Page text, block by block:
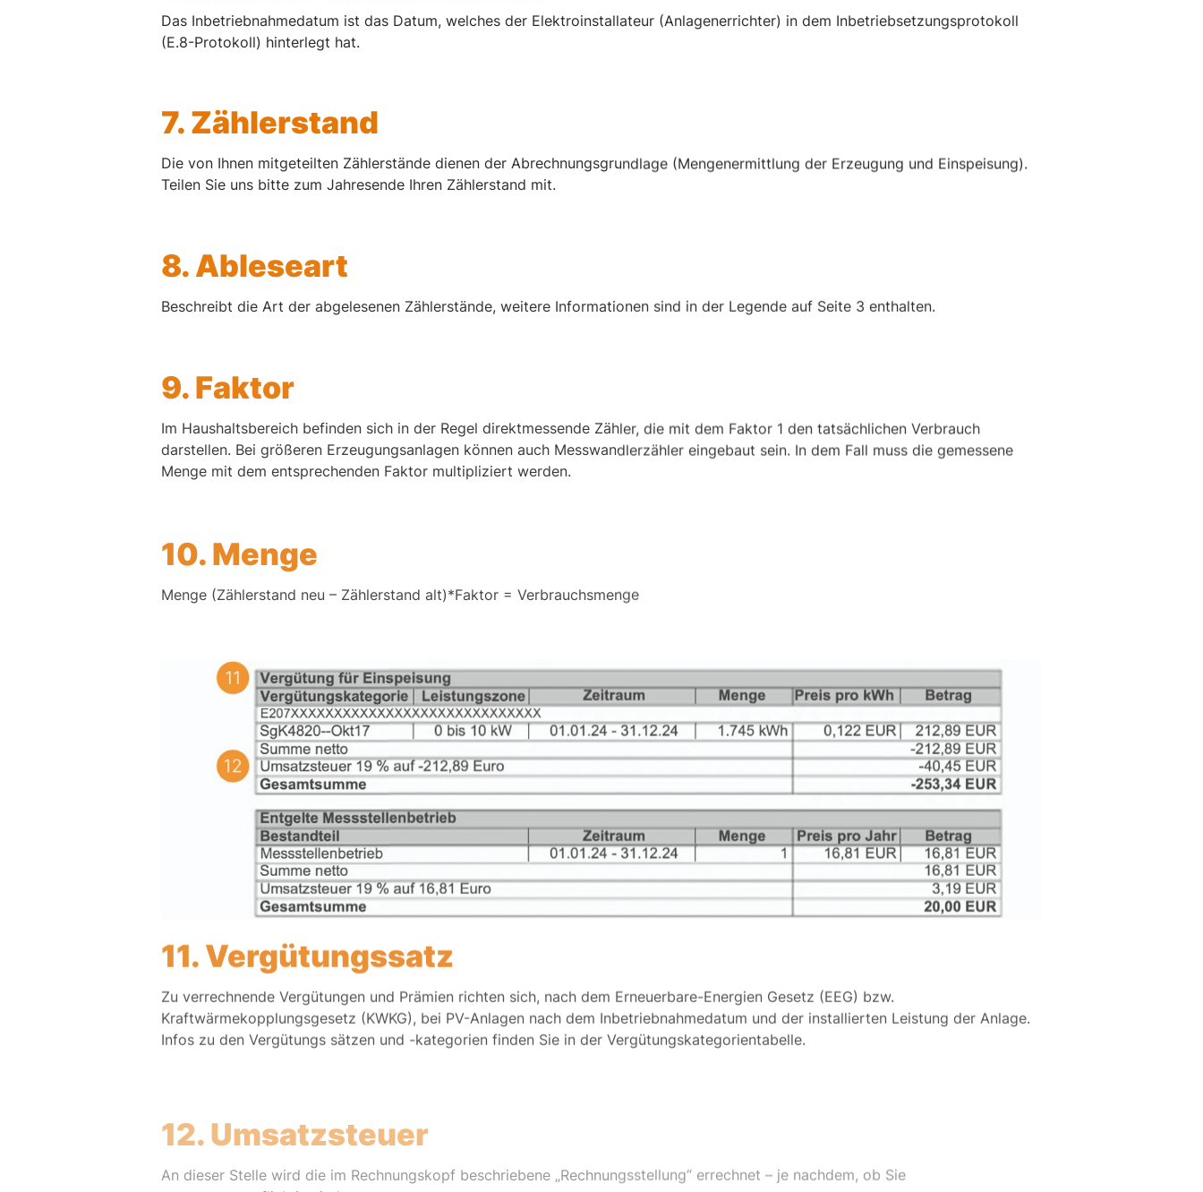
Das Inbetriebnahmedatum ist das Datum, welches der Elektroinstallateur (Anlagenerrichter) in dem Inbetriebsetzungsprotokoll
(E.8-Protokoll) hinterlegt hat.
7. Zählerstand
Die von Ihnen mitgeteilten Zählerstände dienen der Abrechnungsgrundlage (Mengenermittlung der Erzeugung und Einspeisung).
Teilen Sie uns bitte zum Jahresende Ihren Zählerstand mit.
8. Ableseart
Beschreibt die Art der abgelesenen Zählerstände, weitere Informationen sind in der Legende auf Seite 3 enthalten.
9. Faktor
Im Haushaltsbereich befinden sich in der Regel direktmessende Zähler, die mit dem Faktor 1 den tatsächlichen Verbrauch
darstellen. Bei größeren Erzeugungsanlagen können auch Messwandlerzähler eingebaut sein. In dem Fall muss die gemessene
Menge mit dem entsprechenden Faktor multipliziert werden.
10. Menge
Menge (Zählerstand neu – Zählerstand alt)*Faktor = Verbrauchsmenge
11. Vergütungssatz
Zu verrechnende Vergütungen und Prämien richten sich, nach dem Erneuerbare-Energien Gesetz (EEG) bzw.
Kraftwärmekopplungsgesetz (KWKG), bei PV-Anlagen nach dem Inbetriebnahmedatum und der installierten Leistung der Anlage.
Infos zu den Vergütungs sätzen und -kategorien finden Sie in der Vergütungskategorientabelle.
12. Umsatzsteuer
An dieser Stelle wird die im Rechnungskopf beschriebene „Rechnungsstellung“ errechnet – je nachdem, ob Sie